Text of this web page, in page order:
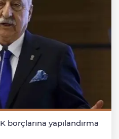
borçlarına yapılandırma